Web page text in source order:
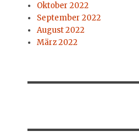
Oktober 2022
September 2022
August 2022
März 2022